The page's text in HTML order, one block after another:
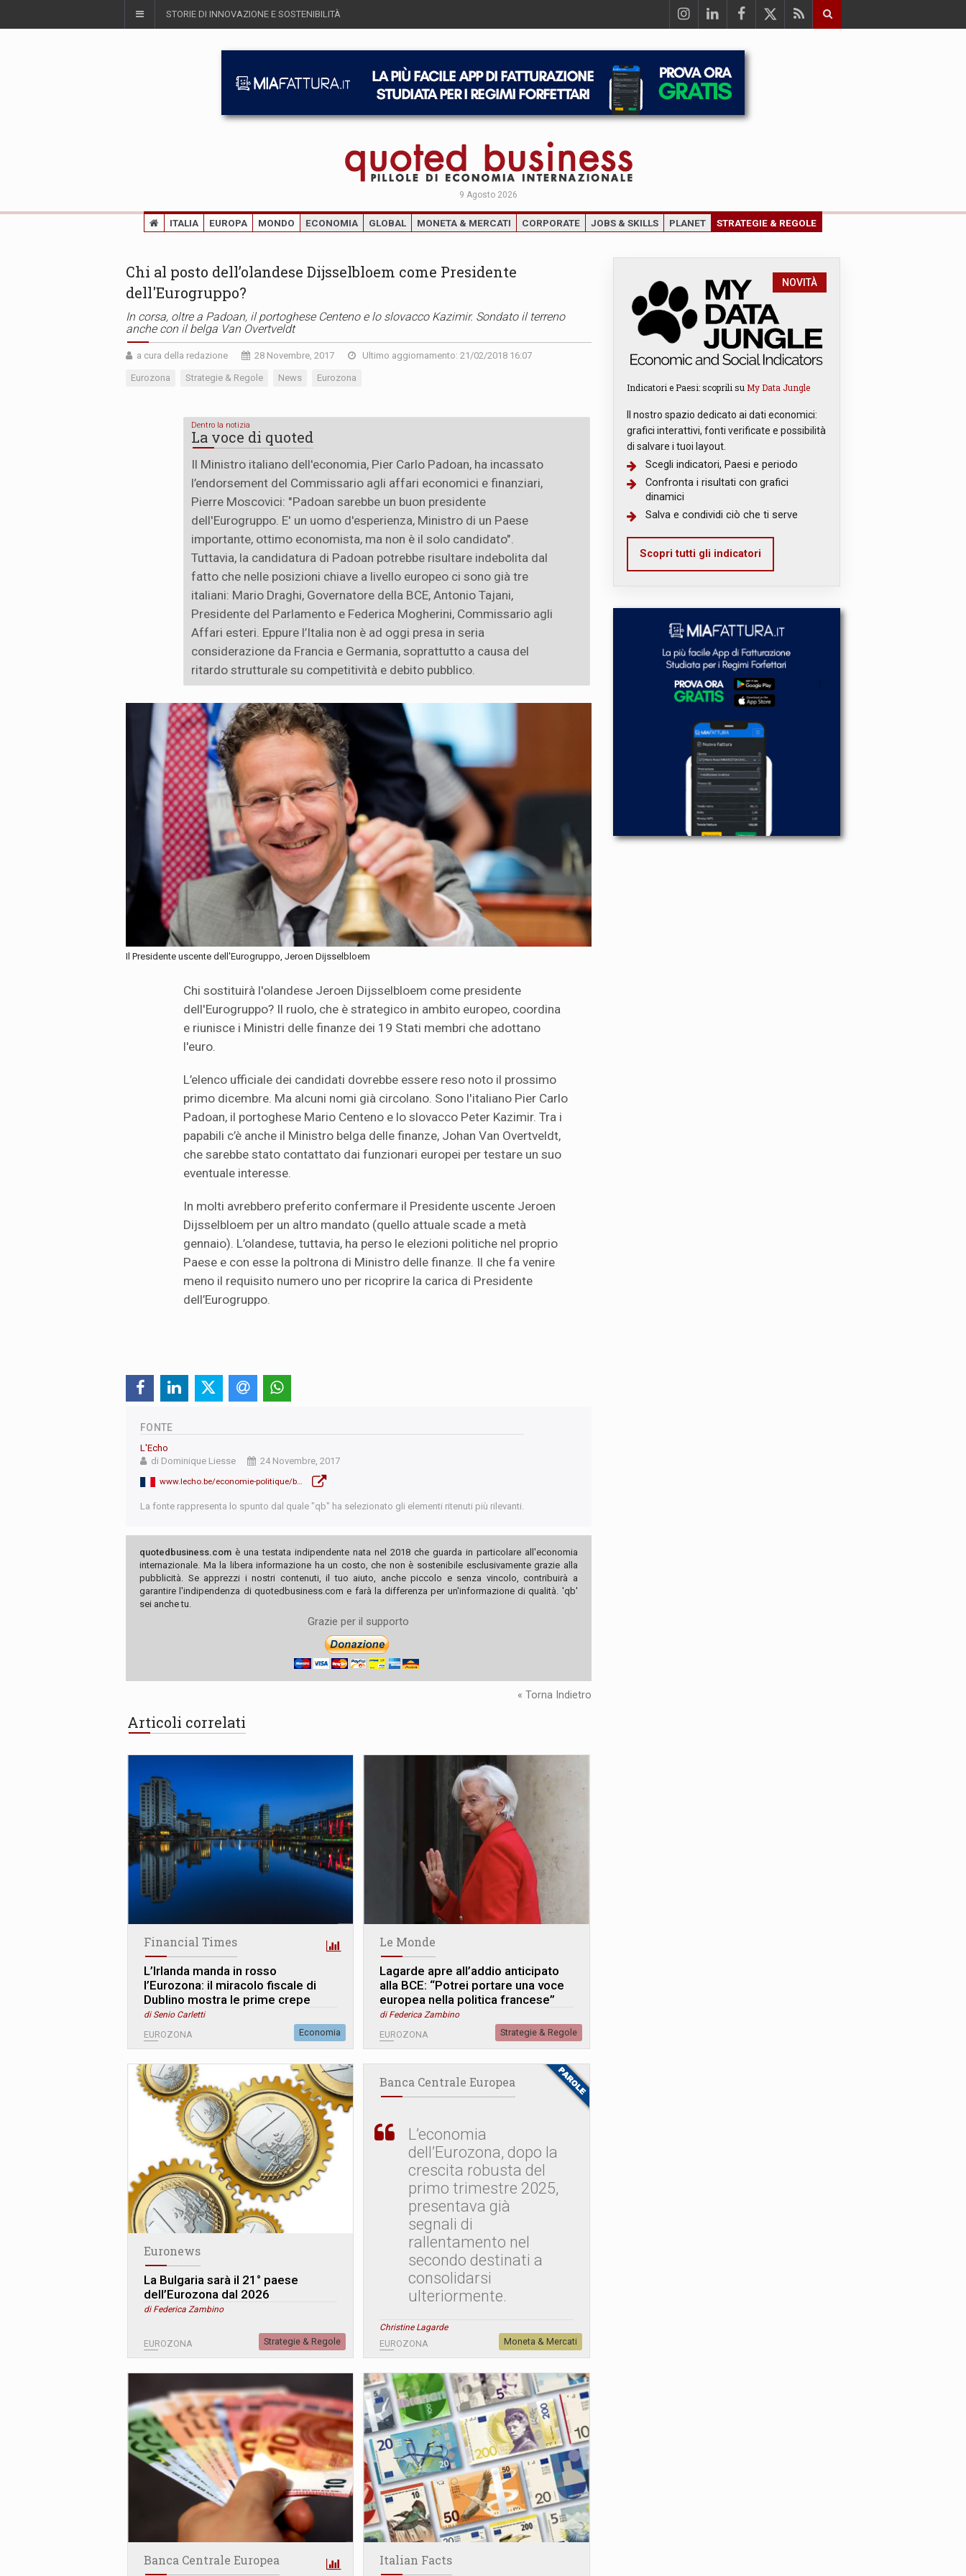
STORIE DI INNOVAZIONE E SOSTENIBILITÀ
9 Agosto 2026
ITALIA EUROPA MONDO ECONOMIA GLOBAL MONETA & MERCATI CORPORATE JOBS & SKILLS PLANET STRATEGIE & REGOLE
Chi al posto dell’olandese Dijsselbloem come Presidente
dell'Eurogruppo?
In corsa, oltre a Padoan, il portoghese Centeno e lo slovacco Kazimir. Sondato il terreno
anche con il belga Van Overtveldt
a cura della redazione 28 Novembre, 2017 Ultimo aggiornamento: 21/02/2018 16:07
Eurozona Strategie & Regole News Eurozona
Dentro la notizia
La voce di quoted
Il Ministro italiano dell'economia, Pier Carlo Padoan, ha incassato
l’endorsement del Commissario agli affari economici e finanziari,
Pierre Moscovici: "Padoan sarebbe un buon presidente
dell'Eurogruppo. E' un uomo d'esperienza, Ministro di un Paese
importante, ottimo economista, ma non è il solo candidato".
Tuttavia, la candidatura di Padoan potrebbe risultare indebolita dal
fatto che nelle posizioni chiave a livello europeo ci sono già tre
italiani: Mario Draghi, Governatore della BCE, Antonio Tajani,
Presidente del Parlamento e Federica Mogherini, Commissario agli
Affari esteri. Eppure l’Italia non è ad oggi presa in seria
considerazione da Francia e Germania, soprattutto a causa del
ritardo strutturale su competitività e debito pubblico.
Il Presidente uscente dell'Eurogruppo, Jeroen Dijsselbloem
Chi sostituirà l'olandese Jeroen Dijsselbloem come presidente
dell'Eurogruppo? Il ruolo, che è strategico in ambito europeo, coordina
e riunisce i Ministri delle finanze dei 19 Stati membri che adottano
l'euro.
L’elenco ufficiale dei candidati dovrebbe essere reso noto il prossimo
primo dicembre. Ma alcuni nomi già circolano. Sono l'italiano Pier Carlo
Padoan, il portoghese Mario Centeno e lo slovacco Peter Kazimir. Tra i
papabili c’è anche il Ministro belga delle finanze, Johan Van Overtveldt,
che sarebbe stato contattato dai funzionari europei per testare un suo
eventuale interesse.
In molti avrebbero preferito confermare il Presidente uscente Jeroen
Dijsselbloem per un altro mandato (quello attuale scade a metà
gennaio). L’olandese, tuttavia, ha perso le elezioni politiche nel proprio
Paese e con esse la poltrona di Ministro delle finanze. Il che fa venire
meno il requisito numero uno per ricoprire la carica di Presidente
dell’Eurogruppo.
FONTE
L'Echo
di Dominique Liesse
24 Novembre, 2017
www.lecho.be/economie-politique/belgique-federal/Et-si-le-futur-chef-de-l-Eurogroupe-etait-Johan-Van-Overtveldt/9956461?ckc=1&ts=1511857028
La fonte rappresenta lo spunto dal quale "qb" ha selezionato gli elementi ritenuti più rilevanti.
quotedbusiness.com è una testata indipendente nata nel 2018 che guarda in particolare all'economia
internazionale. Ma la libera informazione ha un costo, che non è sostenibile esclusivamente grazie alla
pubblicità. Se apprezzi i nostri contenuti, il tuo aiuto, anche piccolo e senza vincolo, contribuirà a
garantire l'indipendenza di quotedbusiness.com e farà la differenza per un'informazione di qualità. 'qb'
sei anche tu.
Grazie per il supporto
« Torna Indietro
Articoli correlati
Financial Times
L’Irlanda manda in rosso
l’Eurozona: il miracolo fiscale di
Dublino mostra le prime crepe
di Senio Carletti
EUROZONA Economia
Le Monde
Lagarde apre all’addio anticipato
alla BCE: “Potrei portare una voce
europea nella politica francese”
di Federica Zambino
EUROZONA Strategie & Regole
Euronews
La Bulgaria sarà il 21° paese
dell’Eurozona dal 2026
di Federica Zambino
EUROZONA Strategie & Regole
Banca Centrale Europea
L’economia
dell’Eurozona, dopo la
crescita robusta del
primo trimestre 2025,
presentava già
segnali di
rallentamento nel
secondo destinati a
consolidarsi
ulteriormente.
Christine Lagarde
EUROZONA Moneta & Mercati
Banca Centrale Europea Italian Facts
NOVITÀ
Indicatori e Paesi: scoprili su My Data Jungle
Il nostro spazio dedicato ai dati economici:
grafici interattivi, fonti verificate e possibilità
di salvare i tuoi layout.
Scegli indicatori, Paesi e periodo
Confronta i risultati con grafici
dinamici
Salva e condividi ciò che ti serve
Scopri tutti gli indicatori